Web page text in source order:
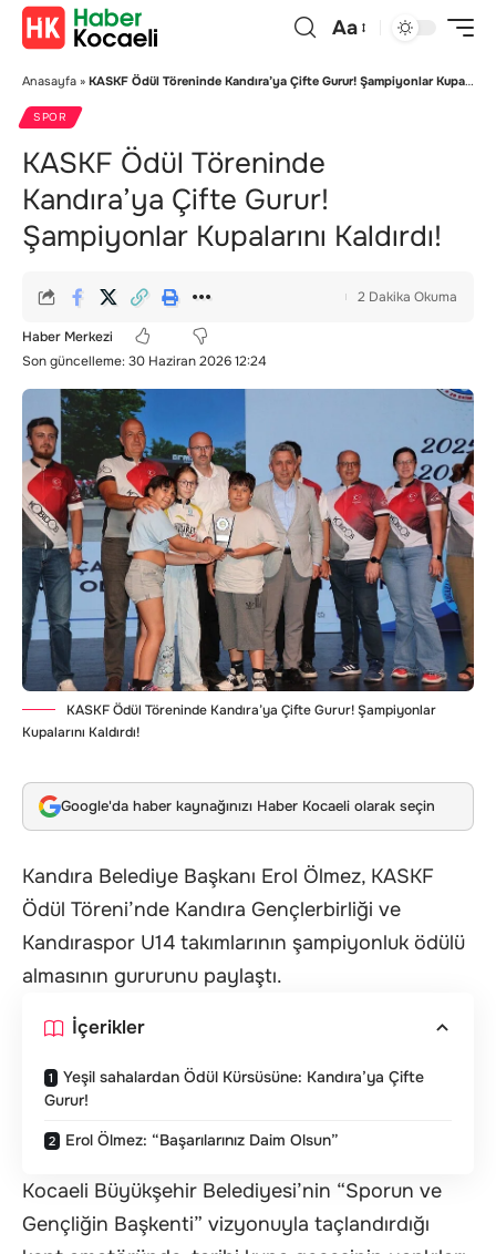
Aa
Anasayfa » KASKF Ödül Töreninde Kandıra’ya Çifte Gurur! Şampiyonlar Kupalarını Kaldırdı!
SPOR
KASKF Ödül Töreninde
Kandıra’ya Çifte Gurur!
Şampiyonlar Kupalarını Kaldırdı!
Son güncelleme: 30 Haziran 2026 12:24
Haber Merkezi
2 Dakika Okuma
KASKF Ödül Töreninde Kandıra’ya Çifte Gurur! Şampiyonlar
Kupalarını Kaldırdı!
Google'da haber kaynağınızı Haber Kocaeli olarak seçin
Kandıra Belediye Başkanı Erol Ölmez, KASKF
Ödül Töreni’nde Kandıra Gençlerbirliği ve
Kandıraspor U14 takımlarının şampiyonluk ödülü
almasının gururunu paylaştı.
İçerikler
Yeşil sahalardan Ödül Kürsüsüne: Kandıra’ya Çifte
Gurur!
Erol Ölmez: “Başarılarınız Daim Olsun”
Kocaeli Büyükşehir Belediyesi’nin “Sporun ve
Gençliğin Başkenti” vizyonuyla taçlandırdığı